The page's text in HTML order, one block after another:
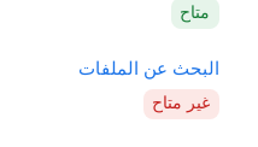
متاح
البحث عن الملفات
غير متاح